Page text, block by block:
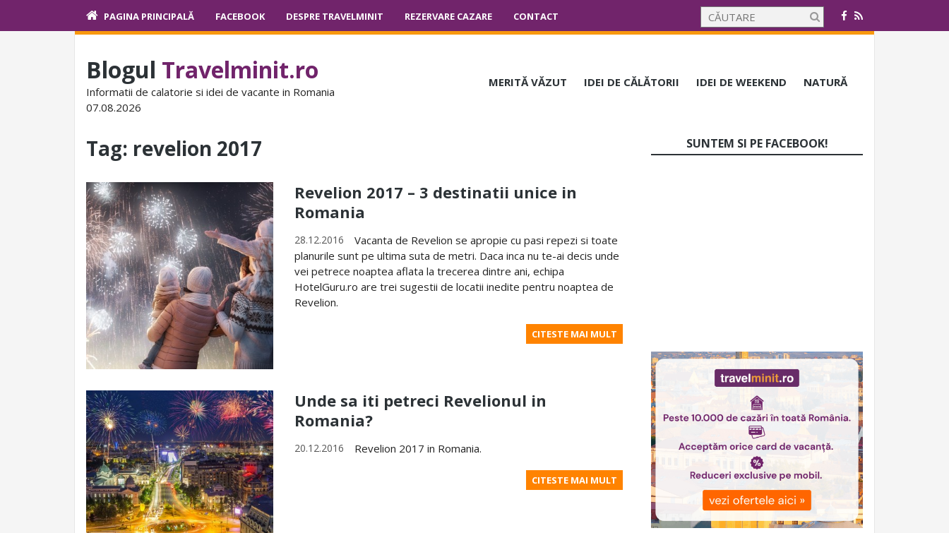
PAGINA PRINCIPALĂ FACEBOOK DESPRE TRAVELMINIT REZERVARE CAZARE CONTACT
Blogul Travelminit.ro
Informatii de calatorie si idei de vacante in Romania
07.08.2026
MERITĂ VĂZUT IDEI DE CĂLĂTORII IDEI DE WEEKEND NATURĂ
Tag: revelion 2017
Revelion 2017 – 3 destinatii unice in
Romania
28.12.2016
Vacanta de Revelion se apropie cu pasi repezi si toate
planurile sunt pe ultima suta de metri. Daca inca nu te-ai decis unde
vei petrece noaptea aflata la trecerea dintre ani, echipa
HotelGuru.ro are trei sugestii de locatii inedite pentru noaptea de
Revelion.
CITESTE MAI MULT
Unde sa iti petreci Revelionul in
Romania?
20.12.2016 Revelion 2017 in Romania.
CITESTE MAI MULT
SUNTEM SI PE FACEBOOK!